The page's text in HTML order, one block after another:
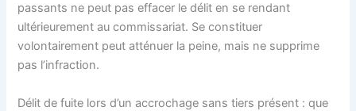
passants ne peut pas effacer le délit en se rendant
ultérieurement au commissariat. Se constituer
volontairement peut atténuer la peine, mais ne supprime
pas l’infraction.
Délit de fuite lors d’un accrochage sans tiers présent : que